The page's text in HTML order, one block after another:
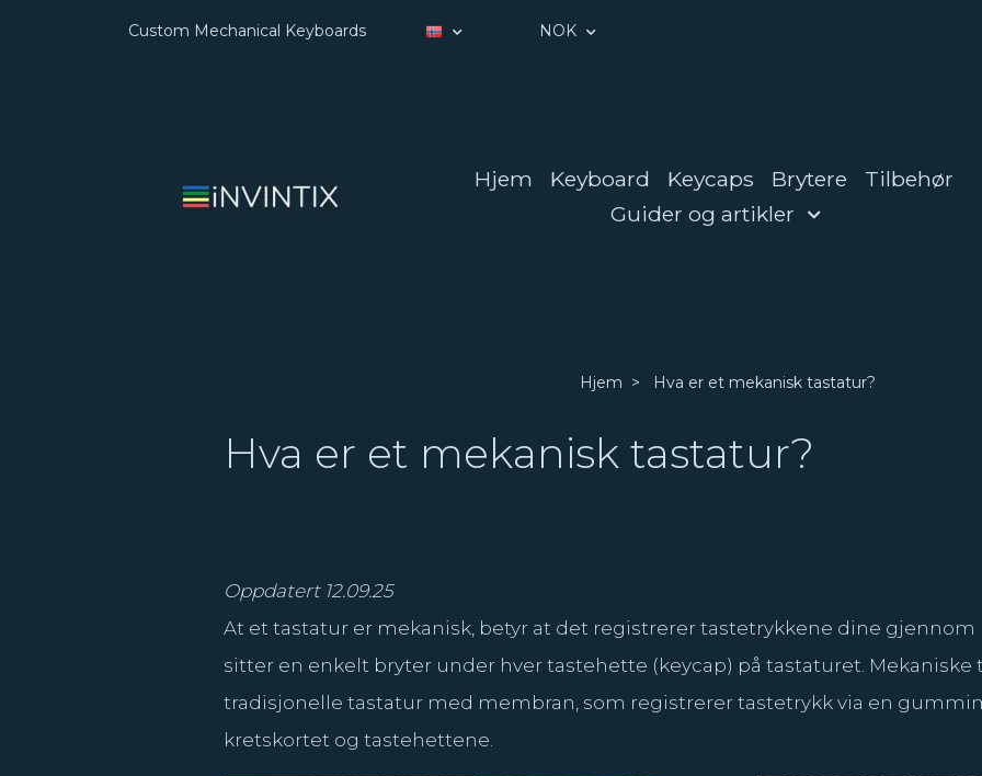
Custom Mechanical Keyboards NOK
Hjem Keyboard Keycaps Brytere
Tilbehør
Guider og artikler
Hjem Hva er et mekanisk tastatur?
Hva er et mekanisk tastatur?
Oppdatert 12.09.25
At et tastatur er mekanisk, betyr at det registrerer tastetrykkene dine gjennom
sitter en enkelt bryter under hver tastehette (keycap) på tastaturet. Mekaniske
tradisjonelle tastatur med membran, som registrerer tastetrykk via en
kretskortet og tastehettene.